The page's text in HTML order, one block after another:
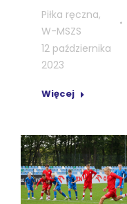
Piłka ręczna,
W-MSZS
12 października
2023
Więcej